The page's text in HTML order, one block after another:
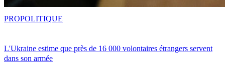
L'Ukraine estime que près de 16 000 volontaires étrangers servent
dans son armée
PROPOLITIQUE